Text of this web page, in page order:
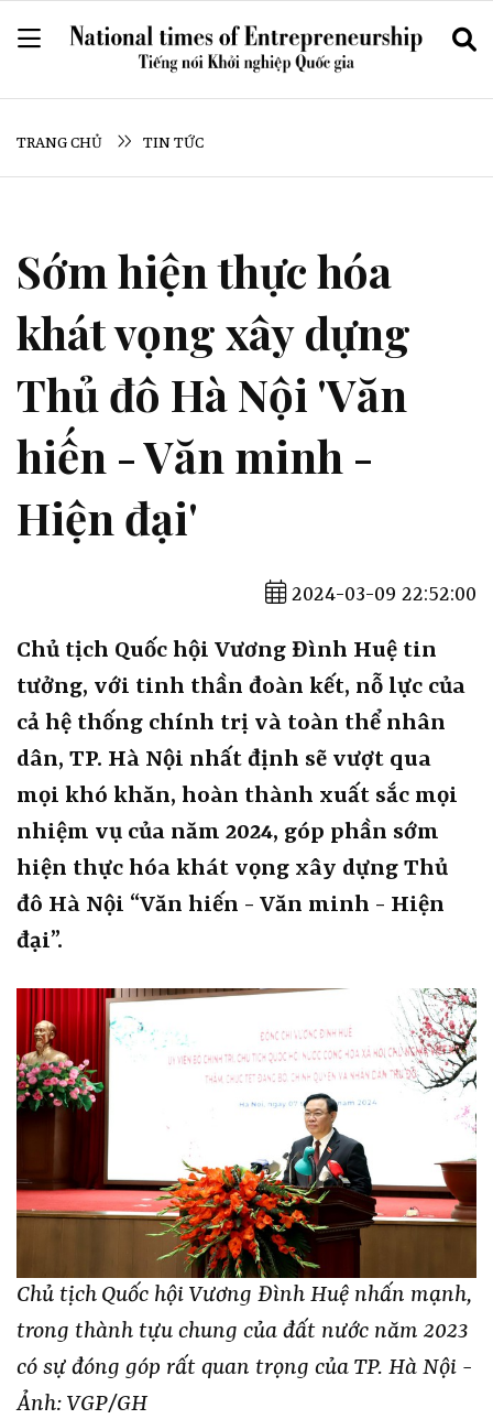
TRANG CHỦ TIN TỨC
Sớm hiện thực hóa
khát vọng xây dựng
Thủ đô Hà Nội 'Văn
hiến - Văn minh -
Hiện đại'
2024-03-09 22:52:00
Chủ tịch Quốc hội Vương Đình Huệ tin
tưởng, với tinh thần đoàn kết, nỗ lực của
cả hệ thống chính trị và toàn thể nhân
dân, TP. Hà Nội nhất định sẽ vượt qua
mọi khó khăn, hoàn thành xuất sắc mọi
nhiệm vụ của năm 2024, góp phần sớm
hiện thực hóa khát vọng xây dựng Thủ
đô Hà Nội “Văn hiến - Văn minh - Hiện
đại”.
Chủ tịch Quốc hội Vương Đình Huệ nhấn mạnh,
trong thành tựu chung của đất nước năm 2023
có sự đóng góp rất quan trọng của TP. Hà Nội -
Ảnh: VGP/GH